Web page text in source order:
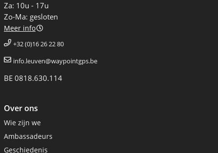
Za: 10u - 17u
Zo-Ma: gesloten
Meer info
+32 (0)16 26 22 80
info.leuven@waypointgps.be
BE 0818.630.114
Over ons
Wie zijn we
Ambassadeurs
Geschiedenis